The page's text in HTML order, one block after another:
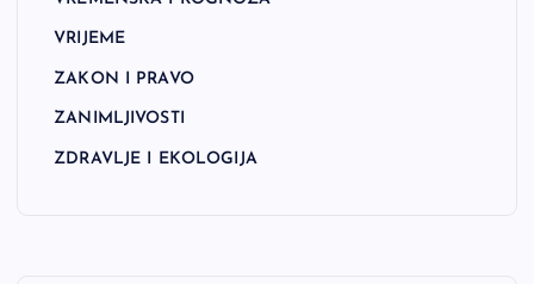
VRIJEME
ZAKON I PRAVO
ZANIMLJIVOSTI
ZDRAVLJE I EKOLOGIJA